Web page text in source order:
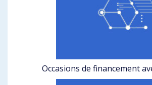
Occasions de financement